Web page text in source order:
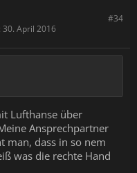
#34
30. April 2016
Lufthanse über
Ansprechpartner
man, dass in so nem
was die rechte Hand